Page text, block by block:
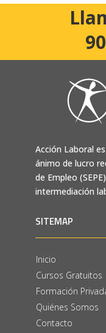
como otros derechos,
Acción Laboral
ánimo de lucro
de Empleo
intermediación
SITEMAP
Inicio
Cursos Gratuitos
Formación
Quiénes Somos
Contacto